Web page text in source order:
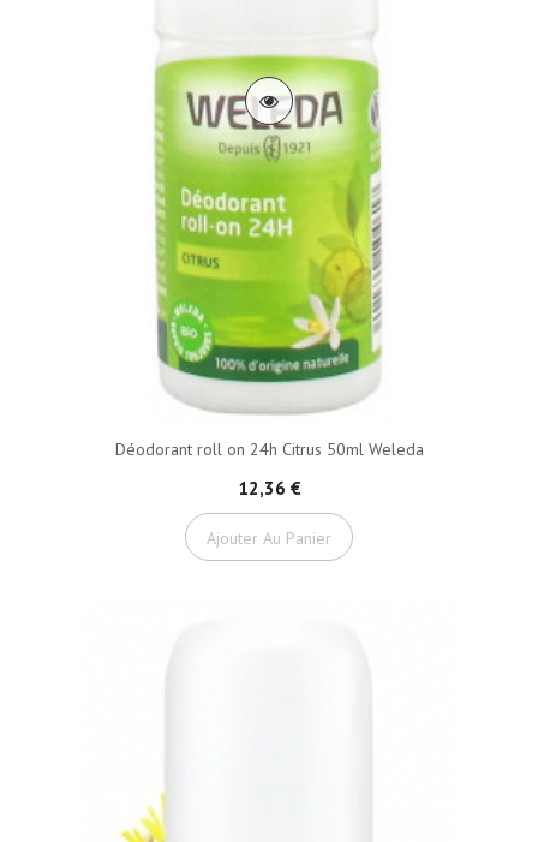
Déodorant roll on 24h Citrus 50ml Weleda
12,36 €
Ajouter Au Panier